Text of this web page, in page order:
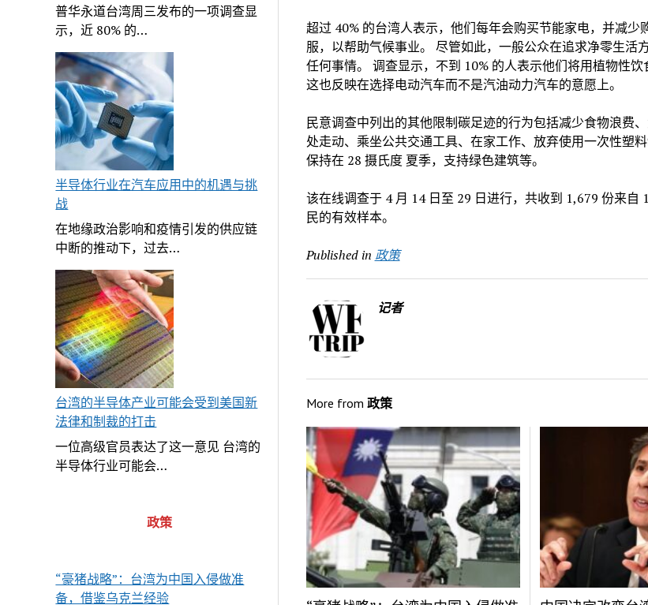
普华永道台湾周三发布的一项调查显
示，近 80% 的…
半导体行业在汽车应用中的机遇与挑
战
在地缘政治影响和疫情引发的供应链
中断的推动下，过去…
台湾的半导体产业可能会受到美国新
法律和制裁的打击
一位高级官员表达了这一意见 台湾的
半导体行业可能会…
政策
“豪猪战略”：台湾为中国入侵做准
备，借鉴乌克兰经验
超过 40% 的台湾人表示，他们每年会购买节能家电，并减少
服，以帮助气候事业。 尽管如此，一般公众在追求净零生活
任何事情。 调查显示，不到 10% 的人表示他们将用植物性饮
这也反映在选择电动汽车而不是汽油动力汽车的意愿上。
民意调查中列出的其他限制碳足迹的行为包括减少食物浪费
处走动、乘坐公共交通工具、在家工作、放弃使用一次性塑
保持在 28 摄氏度 夏季，支持绿色建筑等。
该在线调查于 4 月 14 日至 29 日进行，共收到 1,679 份来自
民的有效样本。
Published in 政策
记者
More from 政策